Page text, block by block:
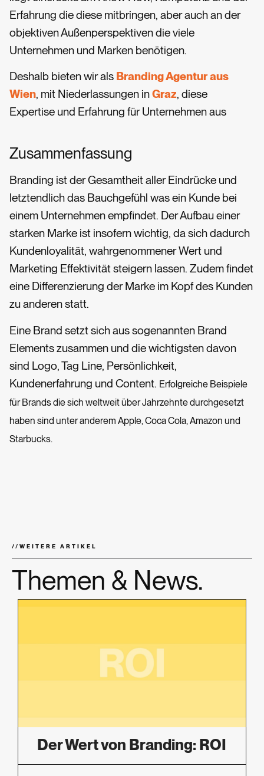
Erfahrung die diese mitbringen, aber auch an der
objektiven Außenperspektiven die viele
Unternehmen und Marken benötigen.
Deshalb bieten wir als Branding Agentur aus
Wien, mit Niederlassungen inGraz, diese
Expertise und Erfahrung für Unternehmen aus
Zusammenfassung
Branding ist der Gesamtheit aller Eindrücke und
letztendlich das Bauchgefühl was ein Kunde bei
einem Unternehmen empfindet. Der Aufbau einer
starken Marke ist insofern wichtig, da sich dadurch
Kundenloyalität, wahrgenommener Wert und
Marketing Effektivität steigern lassen. Zudem findet
eine Differenzierung der Marke im Kopf des Kunden
zu anderen statt.
Eine Brand setzt sich aus sogenannten Brand
Elements zusammen und die wichtigsten davon
sind Logo, Tag Line, Persönlichkeit,
Kundenerfahrung und Content. Erfolgreiche Beispiele
für Brands die sich weltweit über Jahrzehnte durchgesetzt
haben sind unter anderem Apple, Coca Cola, Amazon und
Starbucks.
// WEITERE ARTIKEL
Themen & News.
Der Wert von Branding: ROI